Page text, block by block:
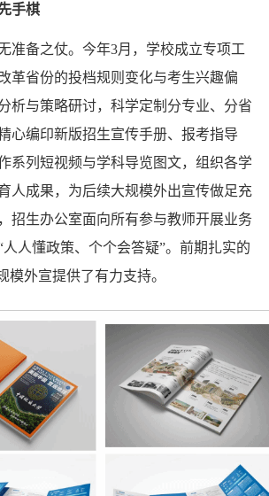
手棋
准备之仗。今年3月，学校成立专项工
革省份的投档规则变化与考生兴趣偏
析与策略研讨，科学定制分专业、分省
心编印新版招生宣传手册、报考指导
系列短视频与学科导览图文，组织各学
人成果，为后续大规模外出宣传做足充
招生办公室面向所有参与教师开展业务
人懂政策、个个会答疑”。前期扎实的
模外宣提供了有力支持。